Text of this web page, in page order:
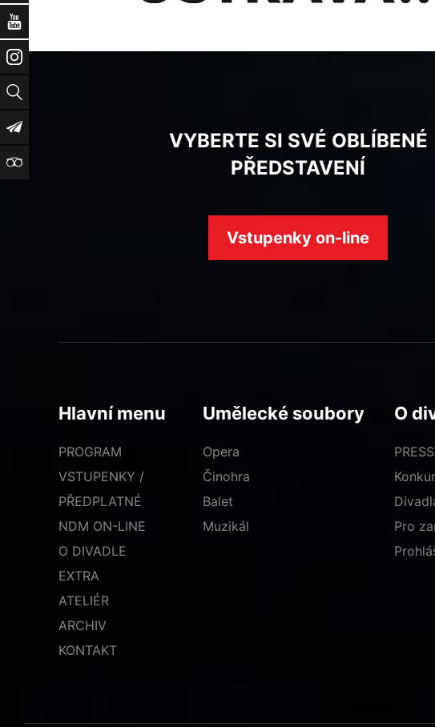
YouTube
Instagram
Vyhledat
Newsletter
TripAdvisor
VYBERTE SI SVÉ OBLÍBENÉ
PŘEDSTAVENÍ
Vstupenky on-line
Hlavní menu
PROGRAM
VSTUPENKY /
PŘEDPLATNÉ
NDM ON-LINE
O DIVADLE
EXTRA
ATELIÉR
ARCHIV
KONTAKT
Umělecké soubory
Opera
Činohra
Balet
Muzikál
O
Pro